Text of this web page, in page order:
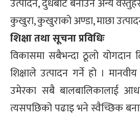
उत्पादन, दुधबाट बनाउने अन्य
कुखुरा, कुखुराको अण्डा, माछा
शिक्षा तथा सूचना प्रविधिः
विकासमा सबैभन्दा ठूलो योगदान
शिक्षाले उत्पादन गर्ने हो ।
उमेरका सबै बालबालिकालाई
त्यसपछिको पढाइ भने स्वैच्छिक